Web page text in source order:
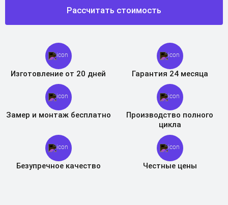
Рассчитать стоимость
Изготовление от 20 дней Гарантия 24 месяца
Замер и монтаж бесплатно
Производство полного
цикла
Безупречное качество Честные цены